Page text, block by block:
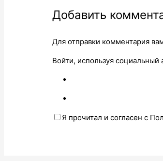
Добавить
Для отправки комментария
Войти, используя социальный
Я прочитал и согласен с